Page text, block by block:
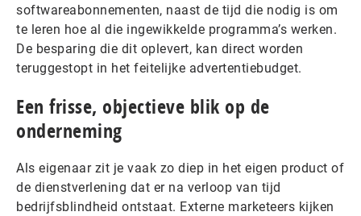
softwareabonnementen, naast de tijd die nodig is om
te leren hoe al die ingewikkelde programma’s werken.
De besparing die dit oplevert, kan direct worden
teruggestopt in het feitelijke advertentiebudget.
Een frisse, objectieve blik op de
onderneming
Als eigenaar zit je vaak zo diep in het eigen product of
de dienstverlening dat er na verloop van tijd
bedrijfsblindheid ontstaat. Externe marketeers kijken